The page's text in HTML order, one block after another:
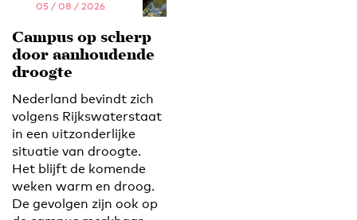
05 / 08 / 2026
Campus op scherp
door aanhoudende
droogte
Nederland bevindt zich
volgens Rijkswaterstaat
in een uitzonderlijke
situatie van droogte.
Het blijft de komende
weken warm en droog.
De gevolgen zijn ook op